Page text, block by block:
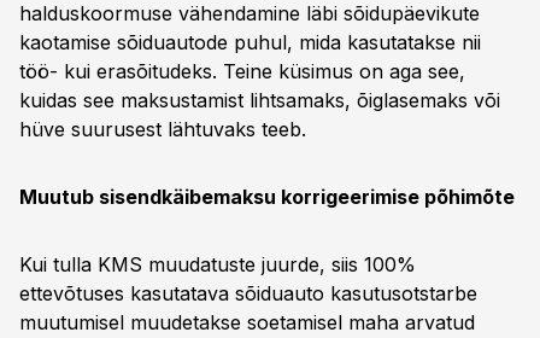
halduskoormuse vähendamine läbi sõidupäevikute
kaotamise sõiduautode puhul, mida kasutatakse nii
töö- kui erasõitudeks. Teine küsimus on aga see,
kuidas see maksustamist lihtsamaks, õiglasemaks või
hüve suurusest lähtuvaks teeb.
Muutub sisendkäibemaksu korrigeerimise põhimõte
Kui tulla KMS muudatuste juurde, siis 100%
ettevõtuses kasutatava sõiduauto kasutusotstarbe
muutumisel muudetakse soetamisel maha arvatud